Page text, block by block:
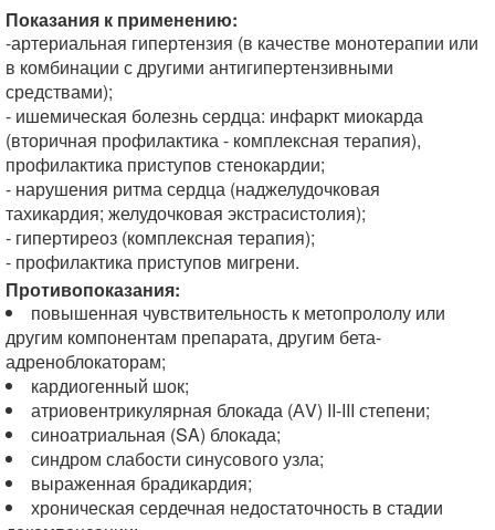
Показания к применению:
-артериальная гипертензия (в качестве монотерапии или
в комбинации с другими антигипертензивными
средствами);
- ишемическая болезнь сердца: инфаркт миокарда
(вторичная профилактика - комплексная терапия),
профилактика приступов стенокардии;
- нарушения ритма сердца (наджелудочковая
тахикардия; желудочковая экстрасистолия);
- гипертиреоз (комплексная терапия);
- профилактика приступов мигрени.
Противопоказания:
повышенная чувствительность к метопрололу или
другим компонентам препарата, другим бета-
адреноблокаторам;
кардиогенный шок;
атриовентрикулярная блокада (АV) II-III степени;
синоатриальная (SA) блокада;
синдром слабости синусового узла;
выраженная брадикардия;
хроническая сердечная недостаточность в стадии